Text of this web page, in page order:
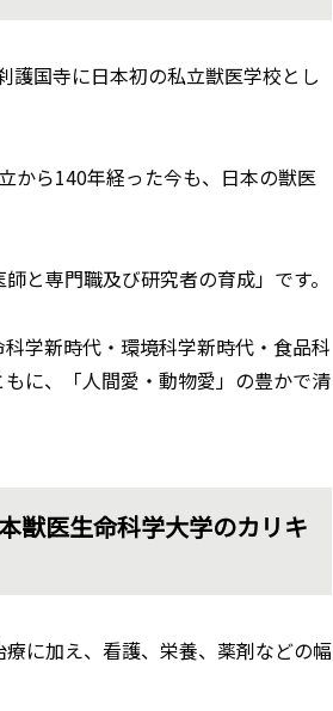
護国寺に日本初の私立獣医学校とし
から140年経った今も、日本の獣医
と専門職及び研究者の育成」です。
学新時代・環境科学新時代・食品科
に、「人間愛・動物愛」の豊かで清
獣医生命科学大学のカリキ
に加え、看護、栄養、薬剤などの幅